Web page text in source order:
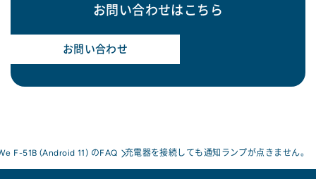
お問い合わせはこちら
お問い合わせ
F-51B (Android 11) のFAQ 充電器を接続しても通知ランプが点きません。